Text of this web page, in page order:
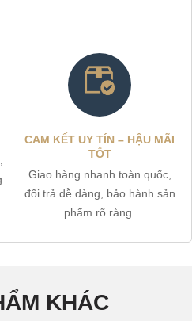
CAM KẾT UY TÍN – HẬU MÃI
TỐT
Giao hàng nhanh toàn quốc,
đổi trả dễ dàng, bảo hành sản
phẩm rõ ràng.
KHÁC